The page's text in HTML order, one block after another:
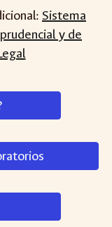
Sistema
y de